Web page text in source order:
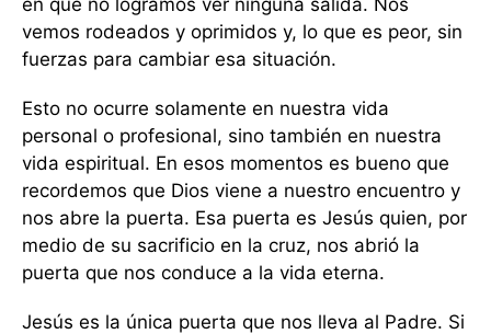
en que no logramos ver ninguna salida. Nos
vemos rodeados y oprimidos y, lo que es peor, sin
fuerzas para cambiar esa situación.
Esto no ocurre solamente en nuestra vida
personal o profesional, sino también en nuestra
vida espiritual. En esos momentos es bueno que
recordemos que Dios viene a nuestro encuentro y
nos abre la puerta. Esa puerta es Jesús quien, por
medio de su sacrificio en la cruz, nos abrió la
puerta que nos conduce a la vida eterna.
Jesús es la única puerta que nos lleva al Padre. Si